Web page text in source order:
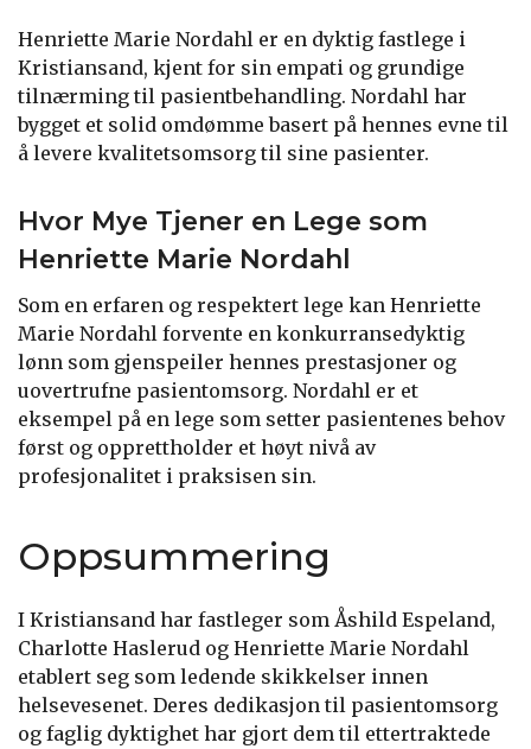
Henriette Marie Nordahl er en dyktig fastlege i
Kristiansand, kjent for sin empati og grundige
tilnærming til pasientbehandling. Nordahl har
bygget et solid omdømme basert på hennes evne til
å levere kvalitetsomsorg til sine pasienter.
Hvor Mye Tjener en Lege som
Henriette Marie Nordahl
Som en erfaren og respektert lege kan Henriette
Marie Nordahl forvente en konkurransedyktig
lønn som gjenspeiler hennes prestasjoner og
uovertrufne pasientomsorg. Nordahl er et
eksempel på en lege som setter pasientenes behov
først og opprettholder et høyt nivå av
profesjonalitet i praksisen sin.
Oppsummering
I Kristiansand har fastleger som Åshild Espeland,
Charlotte Haslerud og Henriette Marie Nordahl
etablert seg som ledende skikkelser innen
helsevesenet. Deres dedikasjon til pasientomsorg
og faglig dyktighet har gjort dem til ettertraktede